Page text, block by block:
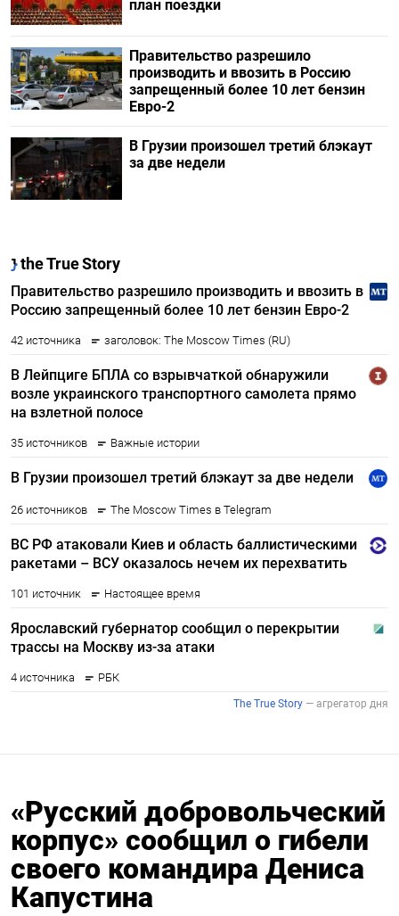
план поездки
Правительство разрешило
производить и ввозить в Россию
запрещенный более 10 лет бензин
Евро-2
В Грузии произошел третий блэкаут
за две недели
«Русский добровольческий
корпус» сообщил о гибели
своего командира Дениса
Капустина